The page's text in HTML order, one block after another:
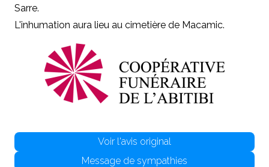
Sarre.
L'inhumation aura lieu au cimetière de Macamic.
Voir l'avis original
Message de sympathies